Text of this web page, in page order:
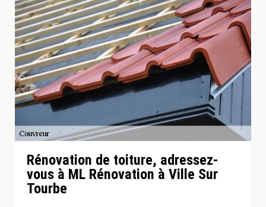
Rénovation de toiture, adressez-
vous à ML Rénovation à Ville Sur
Tourbe